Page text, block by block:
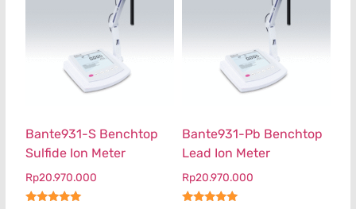
Bante931-S Benchtop
Sulfide Ion Meter
Rp20.970.000
Bante931-Pb Benchtop
Lead Ion Meter
Rp20.970.000